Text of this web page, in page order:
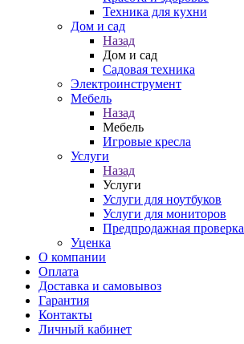
Техника для кухни
Дом и сад
Назад
Дом и сад
Садовая техника
Электроинструмент
Мебель
Назад
Мебель
Игровые кресла
Услуги
Назад
Услуги
Услуги для ноутбуков
Услуги для мониторов
Предпродажная проверка
Уценка
О компании
Оплата
Доставка и самовывоз
Гарантия
Контакты
Личный кабинет